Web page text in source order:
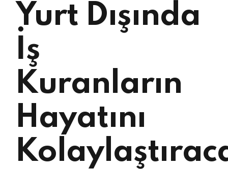
Yurt Dışında
İş
Kuranların
Hayatını